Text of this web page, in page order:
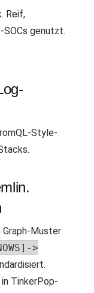
Reif,
SOCs genutzt.
Style-
Muster
>
TinkerPop-